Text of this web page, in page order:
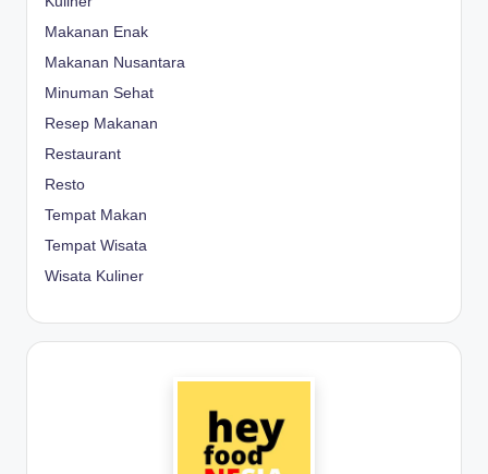
Makanan Enak
Makanan Nusantara
Minuman Sehat
Resep Makanan
Restaurant
Resto
Tempat Makan
Tempat Wisata
Wisata Kuliner